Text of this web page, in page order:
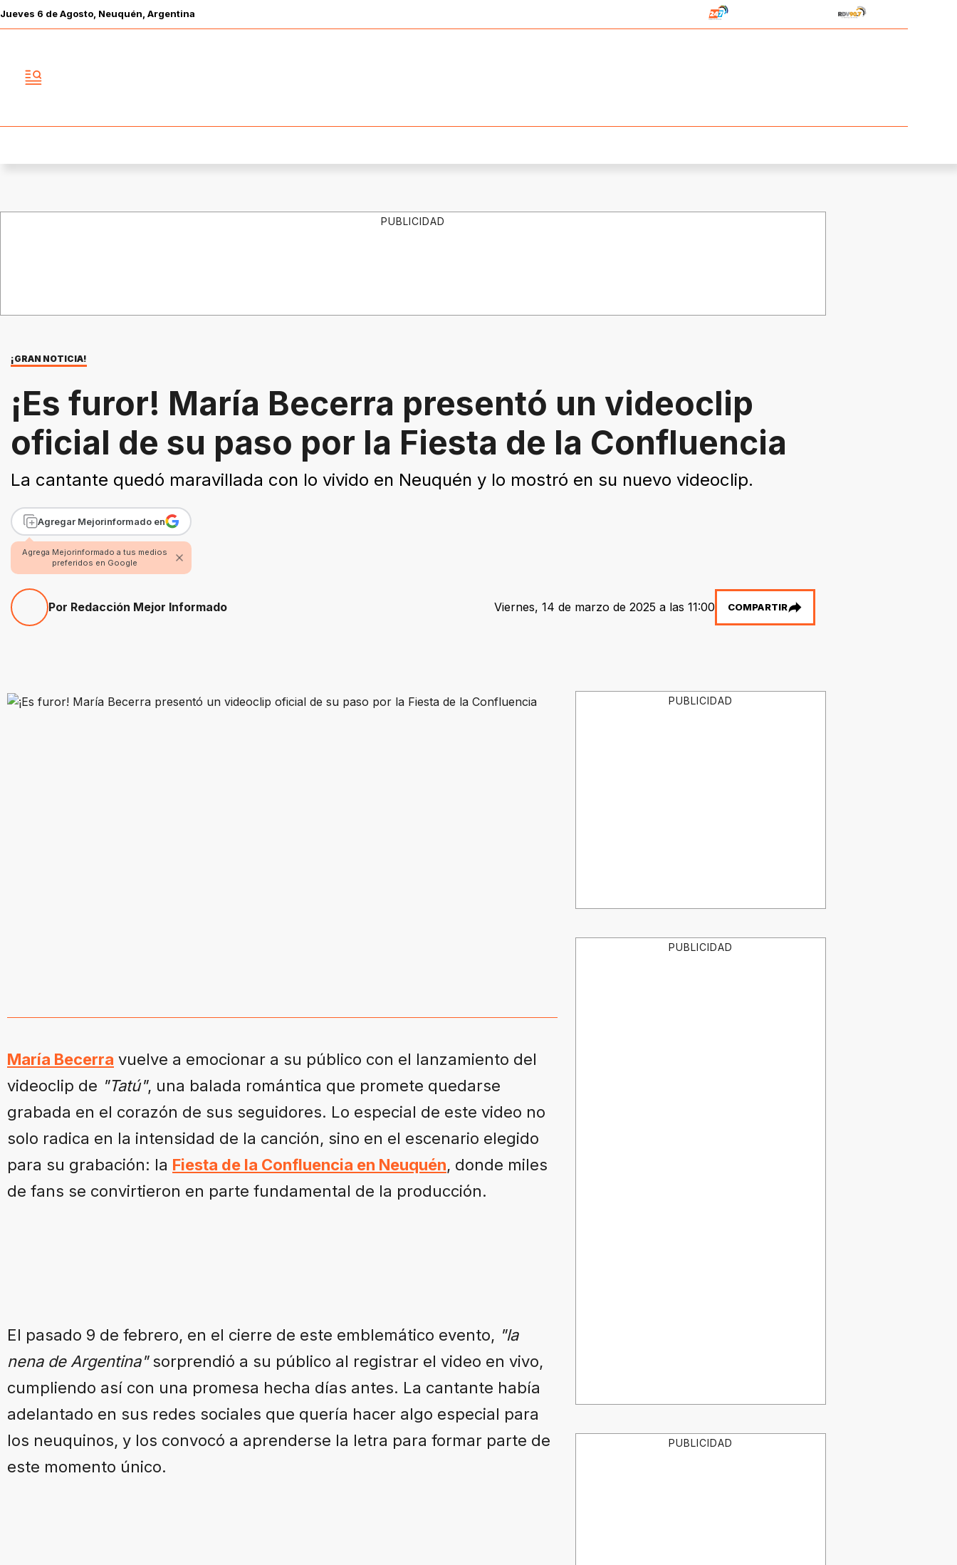
Jueves 6 deAgosto , Neuquén, Argentina
PUBLICIDAD
¡GRAN NOTICIA!
¡Es furor! María Becerra presentó un videoclip
oficial de su paso por la Fiesta de la Confluencia
La cantante quedó maravillada con lo vivido en Neuquén y lo mostró en su nuevo videoclip.
Agregar Mejorinformado en
Agrega Mejorinformado a tus medios
preferidos en Google
Por Redacción Mejor Informado Viernes, 14 de marzo de 2025 a las 11:00 COMPARTIR
María Becerra vuelve a emocionar a su público con el lanzamiento del
videoclip de "Tatú", una balada romántica que promete quedarse
grabada en el corazón de sus seguidores. Lo especial de este video no
solo radica en la intensidad de la canción, sino en el escenario elegido
para su grabación: la Fiesta de la Confluencia en Neuquén, donde miles
de fans se convirtieron en parte fundamental de la producción.
El pasado 9 de febrero, en el cierre de este emblemático evento, "la
nena de Argentina"sorprendió a su público al registrar el video en vivo,
cumpliendo así con una promesa hecha días antes. La cantante había
adelantado en sus redes sociales que quería hacer algo especial para
los neuquinos, y los convocó a aprenderse la letra para formar parte de
este momento único.
PUBLICIDAD
PUBLICIDAD
PUBLICIDAD